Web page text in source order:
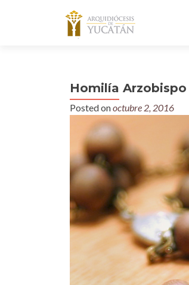
Homilía Arzobispo
Posted onoctubre 2, 2016